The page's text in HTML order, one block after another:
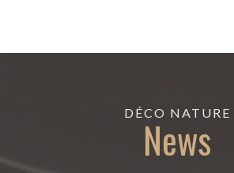
DÉCO NATURE
News